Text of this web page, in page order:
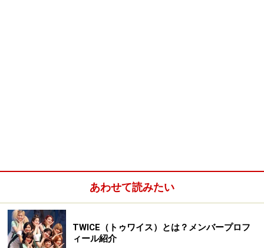
あわせて読みたい
TWICE（トゥワイス）とは？メンバープロフ
ィール紹介